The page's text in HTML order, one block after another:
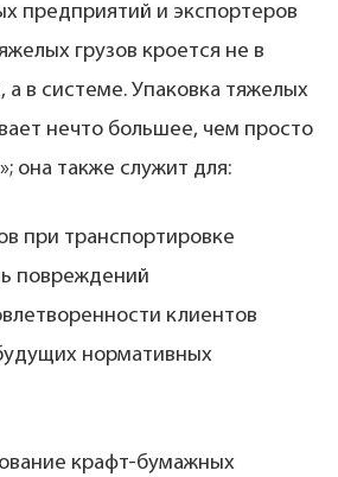
предприятий и экспортеров
грузов кроется не в
а в системе. Упаковка тяжелых
нечто большее, чем просто
она также служит для:
при транспортировке
повреждений
клиентов
нормативных
крафт-бумажных